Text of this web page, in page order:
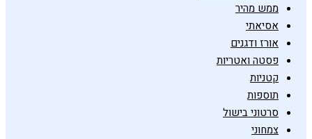
ממש מהיר
אסיאתי
אורז ודגנים
פסטה ואטריות
קטניות
תוספות
סרטוני בישול
צמחוני